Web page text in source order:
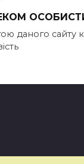
даного сайту